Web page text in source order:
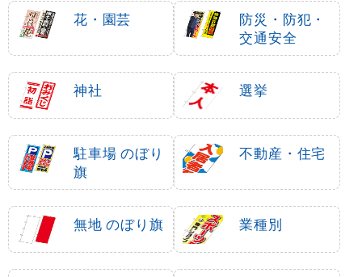
花・園芸
防災・防犯・
交通安全
神社 選挙
駐車場 のぼり
旗
不動産・住宅
無地 のぼり旗 業種別